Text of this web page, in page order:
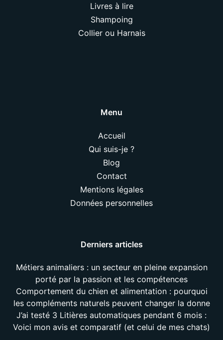
Livres à lire
Shampoing
Collier ou Harnais
Menu
Accueil
Qui suis-je ?
Blog
Contact
Mentions légales
Données personnelles
Derniers articles
Métiers animaliers : un secteur en pleine expansion
porté par la passion et les compétences
Comportement du chien et alimentation : pourquoi
les compléments naturels peuvent changer la donne
J’ai testé 3 Litières automatiques pendant 6 mois :
Voici mon avis et comparatif (et celui de mes chats)